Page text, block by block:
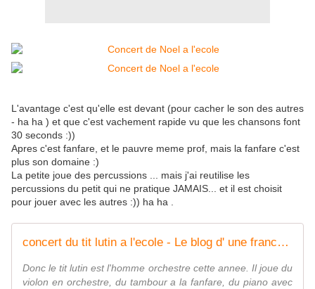
L'avantage c'est qu'elle est devant (pour cacher le son des autres
- ha ha ) et que c'est vachement rapide vu que les chansons font
30 seconds :))
Apres c'est fanfare, et le pauvre meme prof, mais la fanfare c'est
plus son domaine :)
La petite joue des percussions ... mais j'ai reutilise les
percussions du petit qui ne pratique JAMAIS... et il est choisit
pour jouer avec les autres :)) ha ha .
concert du tit lutin a l'ecole - Le blog d' une francaise au Nebraska
Donc le tit lutin est l'homme orchestre cette annee. Il joue du
violon en orchestre, du tambour a la fanfare, du piano avec